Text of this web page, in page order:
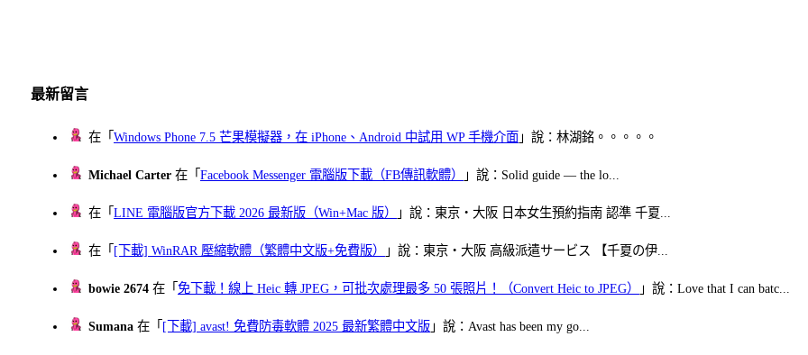
最新留言
在「Windows Phone 7.5 芒果模擬器，在 iPhone、Android 中試用 WP 手機介面 」說：林湖銘。。。。。
Michael Carter 在「Facebook Messenger 電腦版下載（FB傳訊軟體） 」說：Solid guide — the lo...
在「LINE 電腦版官方下載 2026 最新版（Win+Mac 版） 」說：東京・大阪 日本女生預約指南 認準 千夏...
在「 [下載] WinRAR 壓縮軟體（繁體中文版+免費版） 」說：東京・大阪 高級派遣サービス 【千夏の伊...
bowie 2674 在「免下載！線上 Heic 轉 JPEG，可批次處理最多 50 張照片！（Convert Heic to JPEG） 」說：Love that I can batc...
Sumana 在「 [下載] avast! 免費防毒軟體 2025 最新繁體中文版 」說：Avast has been my go...